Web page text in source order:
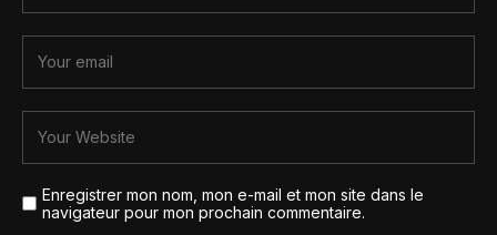
Enregistrer mon nom, mon e-mail et mon site dans le
navigateur pour mon prochain commentaire.